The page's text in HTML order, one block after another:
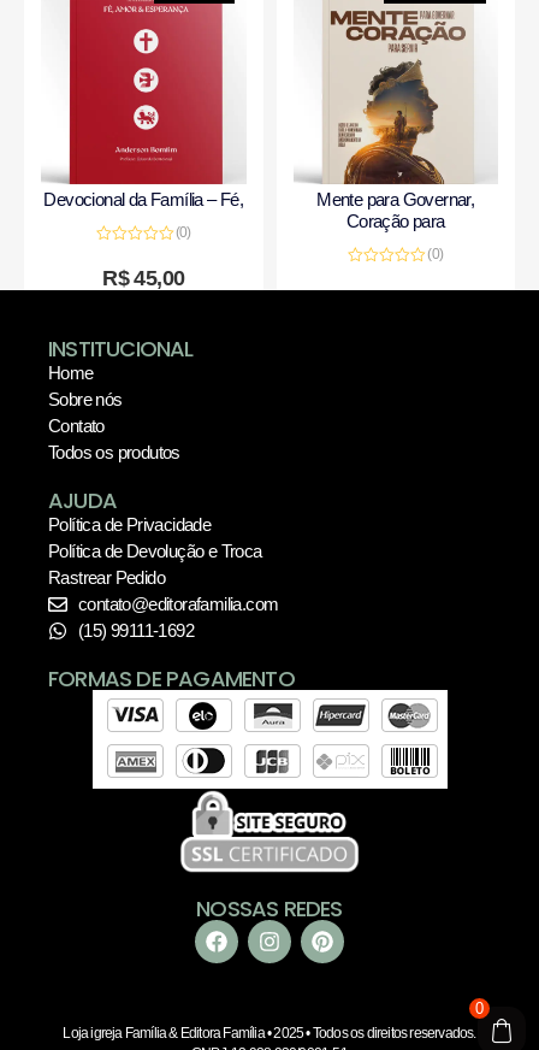
0
Devocional da Família – Fé,
de
(0)
R$45,00
Mente para Governar,
Coração para
0
(0)
INSTITUCIONAL
Home
Sobre nós
Contato
Todos os produtos
AJUDA
Política de Privacidade
Política de Devolução e Troca
Rastrear Pedido
contato@editorafamilia.com
(15) 99111-1692
FORMAS DE PAGAMENTO
NOSSAS REDES
Loja igreja Família & Editora Família • 2025 • Todos os direitos reservados.